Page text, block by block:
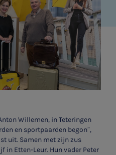
Willemen, in Teteringen
en sportpaarden begon”,
uit. Samen met zijn zus
Etten-Leur. Hun vader Peter